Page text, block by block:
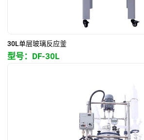
30L单层玻璃反应釜
型号： DF-30L